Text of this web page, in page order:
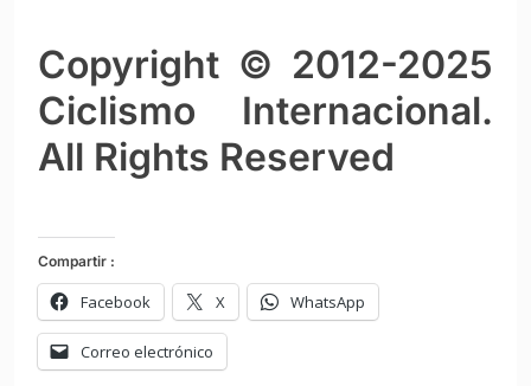
Copyright © 2012-2025
Ciclismo Internacional.
All Rights Reserved
Compartir :
Facebook X WhatsApp
Correo electrónico